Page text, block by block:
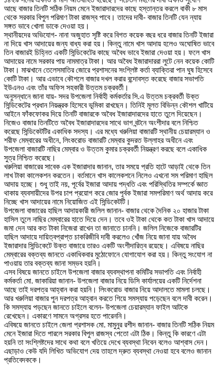
আছে বাজার তিনটি সঠিক নিয়ম মেনে ইজারাদারদের কাছে হস্তান্তর করলে বাকী ৮ মাস
থেকে সরকার বিপুল পরিমাণ টাকা রাজস্ব পাবে। তাদের দাবী- বাজার তিনটি যেন ন্যায়
সঙ্গত ভাবে খোলা ডাকে দেওয়া হয়।
স্থানীয়দের অভিযোগ- নানা অজুহাত সৃষ্টি করে বিগত কয়েক বছর ধরে বাজার তিনটি ইজারা
না দিয়ে খাস আদায়ের জন্য বাধ্য করা হয়। কিন্তু নামে খাস আদায় হলেও অঘোষিত ভাবে
তিন বাজারই চিহ্নিত একটি সিন্ডিকেটের কাছে অবৈধ ভাবে ইজারা দেওয়া হয়। ফলে খাস
আদায়ের নামে সরকার পায় নামমাত্র টাকা। আর অবৈধ ইজারাদাররা লুটে নেন কয়েক কোটি
টাকা। মাঝখানে তেলেসমাতির জোরে প্রশাসনের সংশ্লিষ্ট কর্তা ব্যাক্তিরা পান ঘুষ হিসেবে
কোটি টাকা। আর এভাবে কৌশলে বাজার দখল করার বন্দোবস্ত করেছে বাজার সভাপতি
ইউএনও এবং তাঁর অফিস সহকারী উত্তম চক্রবর্তী।
অনুসন্ধানে জানা যায়- সদর উপজেলা নির্বাহী কর্মকর্তার সি.এ উত্তম চক্রবর্তী উক্ত
সিন্ডিকেটের প্রধান নিয়ন্ত্রক হিসেবে ভূমিকা রাখছেন। তিনিই মূলত বিভিন্ন কৌশল খাটিয়ে
আইনে ফাঁকফোকর দিয়ে তিনটি বাজারকে অবৈধ ইজারাদারদের হাতে তুলে দিয়েছেন।
নিজেও বাজার তিনটিতে অবৈধ ইজারাদারদের সাথে ভাগ বন্টনে অংশীদার বলে নিশ্চিত
করেছে সিন্ডিকেটটির একাধিক সদস্য। এর মধ্যে খরুলিয়া বাজারটি স্থানীয় চেয়ারম্যান ও
শরীফ মেম্বারের অধীনে, লিংকরোড বাজারটি মেম্বার কুদরত উল্লাহর অধীনে এবং
উপজেলা বাজারটি নাছির মেম্বার ও উত্তম কুমার চক্রবর্তী নিয়ন্ত্রণ করছে বলে একাধিক
সুত্র নিশ্চিত করেছে।
খরুলিয়া বাজারের সাবেক এক ইজারাদার জানান, তার সময়ে প্রতি হাটে আড়াই থেকে তিন
লাখ টাকা কালেকশন করতেন। বর্তমানে খাস কালেকশনে নিলেও এখনো সম পরিমাণ হাছিল
আদায় হচ্ছে। শুধু তাই নয়, পূর্বের ইজারা আদায় পদ্ধতি এবং পরিস্থিতির সম্পর্কে জ্ঞাত
থাকায় ব্যবসায়ীদের উপর চাপ প্রয়োগ করে জোর পূর্বক ইজারা সমপরিমাণ অর্থ আদায় করে
নিচ্ছে খাস আদায়ের নামে নিয়োজিত এই সিন্ডিকেটটি।
উপজেলা বাজারের হাছিল আদায়কারী জলিল জানান- বাজার থেকে দৈনিক ২০ হাজার টাকা
হাসিল তুলে নাছির মেম্বারের হাতে দিয়ে দেন। তবে ওই টাকা থেকে কত টাকা খাস আদায়ে
জমা দেন আর কত টাকা নিজেরা রাখেন তা জানাতে চাননি। জলিল নিজেকে বাজারটির
হাছিল আদায়ে দায়িত্বপ্রাপ্ত চাকরিজীবি দাবী করলেও খোঁজ নিয়ে জানা যায় অবৈধ
ইজারাদার সিন্ডিকেটে উক্ত বাজারে তারও একটি অংশীদারিত্ব রয়েছে। এবিষয়ে নাছির
মেম্বারের বক্তব্য জানতে একাধিকবার মুঠোফোনে যোগাযোগ করা হয়। কিন্তু সংযোগ না
পাওয়ায় তার বক্তব্য জানা সম্ভব হয়নি।
এসব বিষয়ে জানতে চাইলে উপজেলা বাজার ব্যবস্থাপনা কমিটির সভাপতি এবং নির্বাহী
কর্মকর্তা মো. জাকারিয়া জানান- উপজেলা বাজার নিয়ে ডিসি কার্যালয়ের একটি নির্দেশনা
আছে তাই দরপত্র আহ্বান করা হয়নি। লিংকরোড বাজার নিয়ে আদালতে মামলা চলছে।
আর খরুলিয়া বাজার পুন দরপত্র আহ্বান করতে গিয়ে সমস্যায় পড়েছেন বলে দাবী করেন।
কি সমস্যায় পড়ছেন জানতে চাইলে বলেন- উপজেলা চেয়ারম্যান ফাইল আটকে
রেখেছেন। একারণে সামনে অগ্রসর হতে পারেননি।
এবিষয়ে জানতে চাইলে জেলা প্রশাসক মো. মামুনুর রশীদ জানান- বাজার তিনটি সঠিক নিয়ম
মেনে ইজারা দিতে পারলে সরকার বিপুল রাজস্ব পেতো এটা ঠিক। কিন্তু কি কারণে এটা
হয়নি তা সংশ্লিষ্টদের সাথে কথা বলে খতিয়ে দেখে ব্যবস্থা নিবেন বলেও আশ্বাস দেন।
এছাড়াও কেউ যদি লিখিত অভিযোগ দেয় তাহলে দ্রুত ব্যবস্থা নেওয়া হবে বলেও জানান
প্রতিবেদককে।